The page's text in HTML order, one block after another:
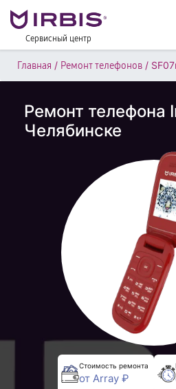
Сервисный центр
Главная / Ремонт телефонов /
Ремонт телефона
Челябинске
Стоимость ремонта
от Array ₽